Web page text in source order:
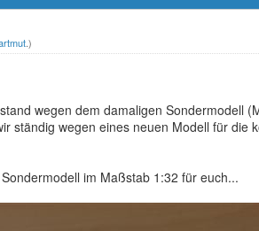
.)
wegen dem damaligen Sondermodell
ständig wegen eines neuen Modell für
im Maßstab 1:32 für euch...